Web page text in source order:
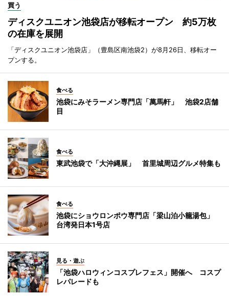
買う
ディスクユニオン池袋店が移転オープン 約5万枚
の在庫を展開
「ディスクユニオン池袋店」（豊島区南池袋2）が8月26日、移転オー
プンする。
食べる
池袋にみそラーメン専門店「萬馬軒」 池袋2店舗
目
食べる
東武池袋で「大沖縄展」 首里城周辺グルメ特集も
食べる
池袋にショウロンポウ専門店「梁山泊小籠湯包」
台湾発日本1号店
見る・遊ぶ
「池袋ハロウィンコスプレフェス」開催へ コスプ
レパレードも